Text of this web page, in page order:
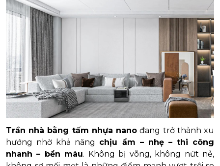
Trần nhà bằng tấm nhựa nano đang trở thành xu
hướng nhờ khả năng chịu ẩm – nhẹ – thi công
nhanh – bền màu. Không bị võng, không nứt nẻ,